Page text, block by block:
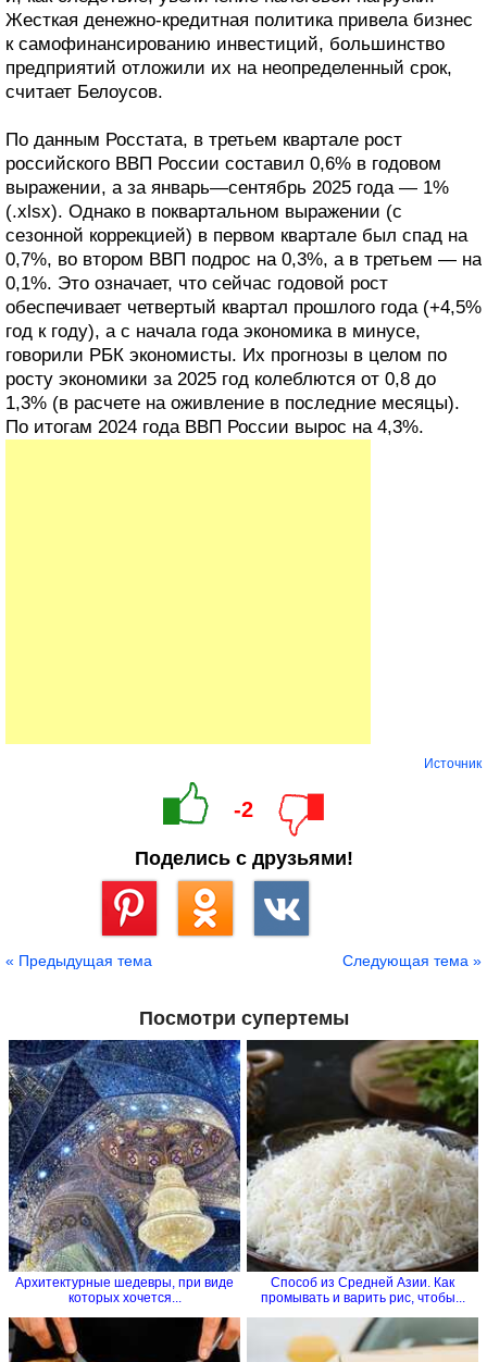
Жесткая денежно-кредитная политика привела бизнес
к самофинансированию инвестиций, большинство
предприятий отложили их на неопределенный срок,
считает Белоусов.
По данным Росстата, в третьем квартале рост
российского ВВП России составил 0,6% в годовом
выражении, а за январь—сентябрь 2025 года — 1%
(.xlsx). Однако в поквартальном выражении (с
сезонной коррекцией) в первом квартале был спад на
0,7%, во втором ВВП подрос на 0,3%, а в третьем — на
0,1%. Это означает, что сейчас годовой рост
обеспечивает четвертый квартал прошлого года (+4,5%
год к году), а с начала года экономика в минусе,
говорили РБК экономисты. Их прогнозы в целом по
росту экономики за 2025 год колеблются от 0,8 до
1,3% (в расчете на оживление в последние месяцы).
По итогам 2024 года ВВП России вырос на 4,3%.
Источник
-2
Поделись с друзьями!
« Предыдущая тема Следующая тема »
Посмотри супертемы
Архитектурные шедевры, при виде
которых хочется...
Способ из Средней Азии. Как
промывать и варить рис, чтобы...